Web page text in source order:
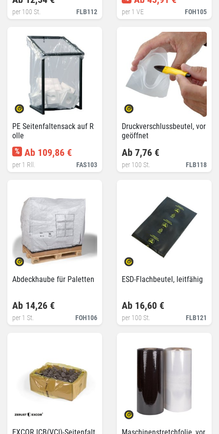
FLB112
per 100 St. FOH105
per 1 VE
PE Seitenfaltensack auf R
olle
FAS103
% Ab 109,86 €
per 1 Rll.
Druckverschlussbeutel, vor
geöffnet
FLB118
Ab 7,76 €
per 100 St.
Abdeckhaube für Paletten
FOH106
Ab 14,26 €
per 1 St.
ESD-Flachbeutel, leitfähig
FLB121
Ab 16,60 €
per 100 St.